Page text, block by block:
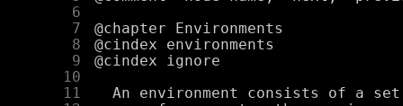
      6
      7
      8
      9
     10
     11